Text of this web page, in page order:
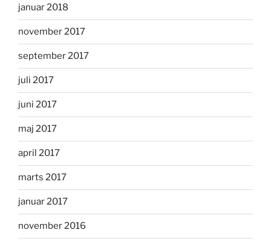
januar 2018
november 2017
september 2017
juli 2017
juni 2017
maj 2017
april 2017
marts 2017
januar 2017
november 2016